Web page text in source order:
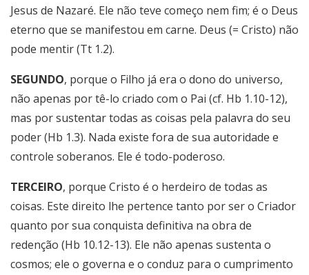
Jesus de Nazaré. Ele não teve começo nem fim; é o Deus
eterno que se manifestou em carne. Deus (= Cristo) não
pode mentir (Tt 1.2).
SEGUNDO, porque o Filho já era o dono do universo,
não apenas por tê-lo criado com o Pai (cf. Hb 1.10-12),
mas por sustentar todas as coisas pela palavra do seu
poder (Hb 1.3). Nada existe fora de sua autoridade e
controle soberanos. Ele é todo-poderoso.
TERCEIRO, porque Cristo é o herdeiro de todas as
coisas. Este direito lhe pertence tanto por ser o Criador
quanto por sua conquista definitiva na obra de
redenção (Hb 10.12-13). Ele não apenas sustenta o
cosmos; ele o governa e o conduz para o cumprimento